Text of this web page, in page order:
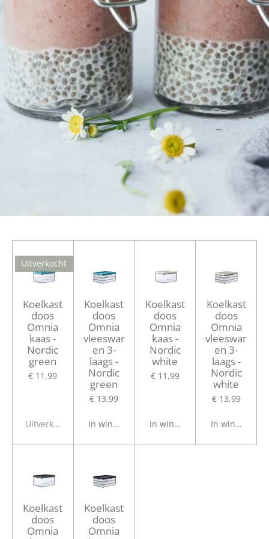
Uitverkocht
Koelkast
doos
Omnia
kaas -
Nordic
green
€ 11,99
Uitverkocht
Koelkast
doos
Omnia
vleeswar
en 3-
laags -
Nordic
green
€ 13,99
In winkelwagen
Koelkast
doos
Omnia
kaas -
Nordic
white
€ 11,99
In winkelwagen
Koelkast
doos
Omnia
vleeswar
en 3-
laags -
Nordic
white
€ 13,99
In
Koelkast
doos
Omnia
Koelkast
doos
Omnia